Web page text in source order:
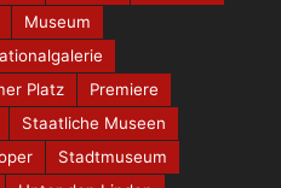
Museum
Platz
Premiere
Staatliche Museen
Stadtmuseum